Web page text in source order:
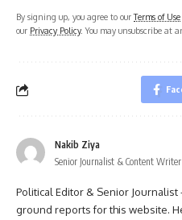
By signing up, you agree to ourTerms of Use
our Privacy Policy. You may unsubscribe at
Nakib Ziya
Senior Journalist & Content Writer
Political Editor & Senior
ground reports for this website.